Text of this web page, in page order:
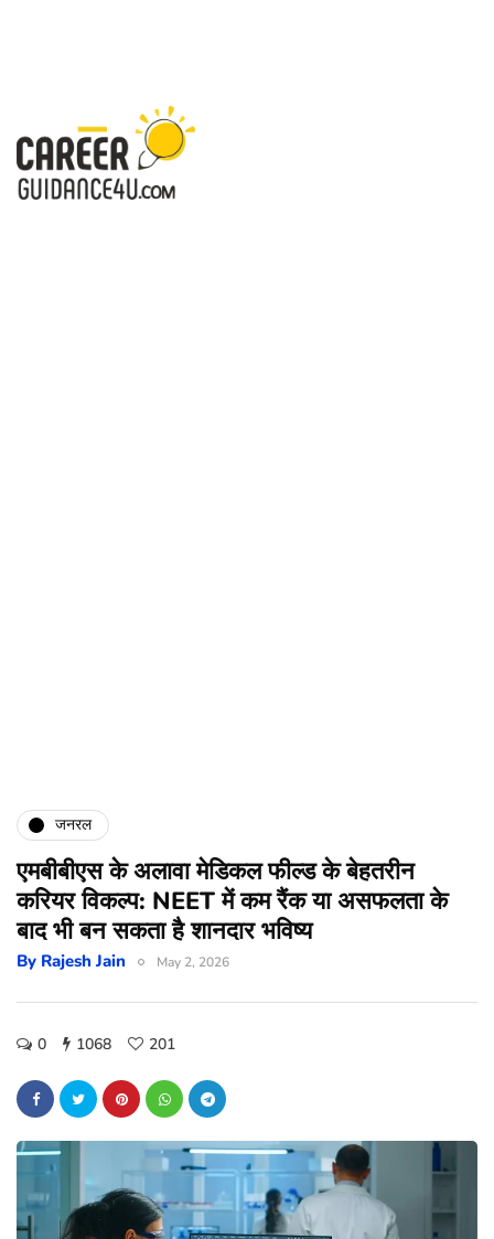
जनरल
एमबीबीएस के अलावा मेडिकल फील्ड के बेहतरीन
करियर विकल्प: NEET में कम रैंक या असफलता के
बाद भी बन सकता है शानदार भविष्य
By Rajesh Jain May 2, 2026
0 1068 201